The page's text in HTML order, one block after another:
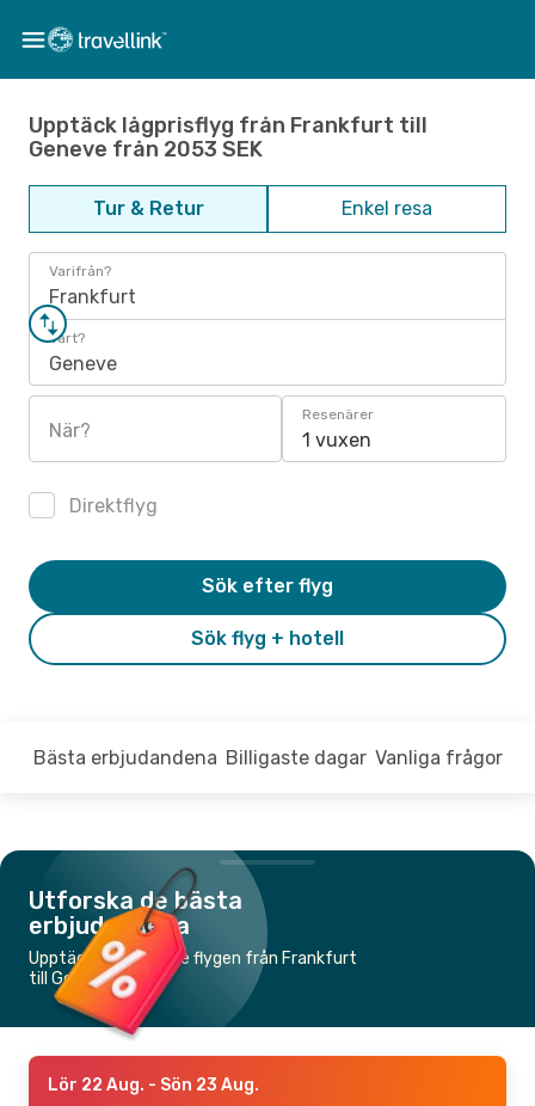
Upptäck lågprisflyg från Frankfurt till
Geneve från 2053 SEK
Tur & Retur Enkel resa
Varifrån?
Frankfurt
Vart?
Geneve
När?
Resenärer
1 vuxen
Direktflyg
Sök flyg + hotell
Sök efter flyg
Bästa erbjudandena Billigaste dagar Vanliga frågor
Utforska de bästa
erbjudandena
Upptäck de billigaste flygen från Frankfurt
till Geneve
Lör 22 Aug. - Sön 23 Aug.